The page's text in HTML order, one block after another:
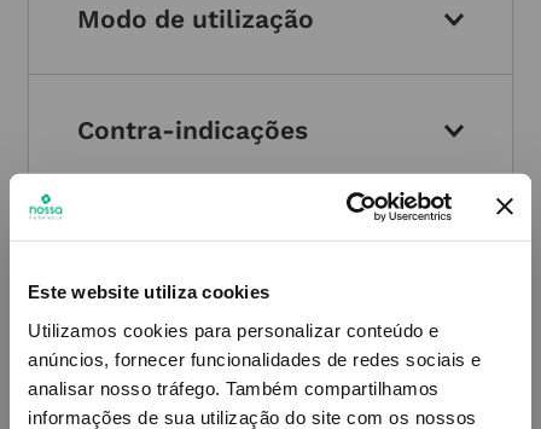
Este website utiliza cookies
Utilizamos cookies para personalizar conteúdo e
anúncios, fornecer funcionalidades de redes sociais e
analisar nosso tráfego. Também compartilhamos
informações de sua utilização do site com os nossos
Modo de utilização
Contra-indicações
Informações técnicas
PODERÁ TAMBÉM GOSTAR